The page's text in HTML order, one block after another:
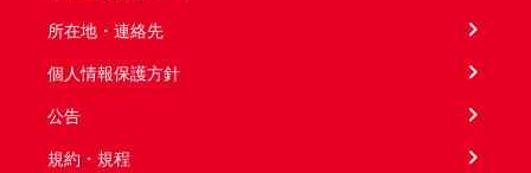
所在地・連絡先
個人情報保護方針
公告
規約・規程